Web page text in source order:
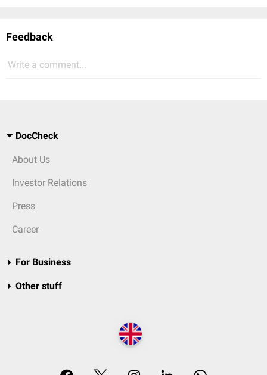
Feedback
Write a comment...
DocCheck
About Us
Investor Relations
Press
Career
For Business
Other stuff